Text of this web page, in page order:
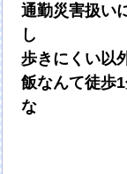
通勤災害扱い
し
歩きにくい以
飯なんて徒歩
な